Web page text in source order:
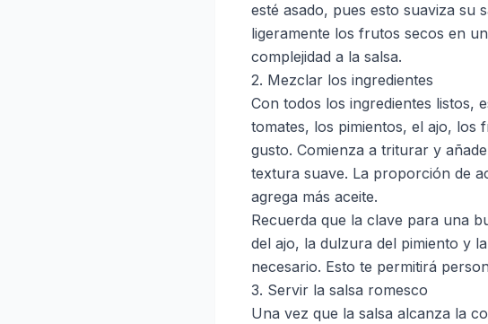
esté asado, pues esto suaviza su
ligeramente los frutos secos en
complejidad a la salsa.
2. Mezclar los ingredientes
Con todos los ingredientes listos,
tomates, los pimientos, el ajo, los
gusto. Comienza a triturar y
textura suave. La proporción de
agrega más aceite.
Recuerda que la clave para una
del ajo, la dulzura del pimiento y
necesario. Esto te permitirá
3. Servir la salsa romesco
Una vez que la salsa alcanza la